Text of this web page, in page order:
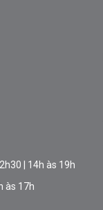
| 14h às 19h
às 17h